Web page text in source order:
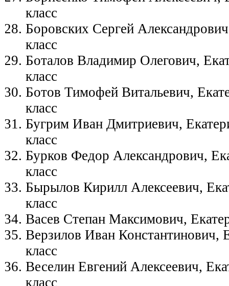
класс
Боровских Сергей
класс
Боталов Владимир Олегович,
класс
Ботов Тимофей Витальевич,
класс
Бугрим Иван Дмитриевич,
класс
Бурков Федор Александрович,
класс
Бырылов Кирилл Алексеевич,
класс
Васев Степан Максимович,
Верзилов Иван
класс
Веселин Евгений Алексеевич,
класс